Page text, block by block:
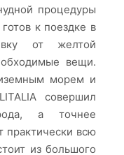
процедуры
к поездке в
от желтой
вещи.
морем и
совершил
а точнее
практически всю
из большого